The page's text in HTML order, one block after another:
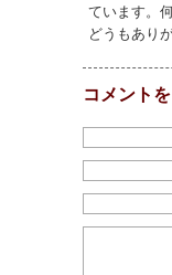
ています。
どうもあり
コメント